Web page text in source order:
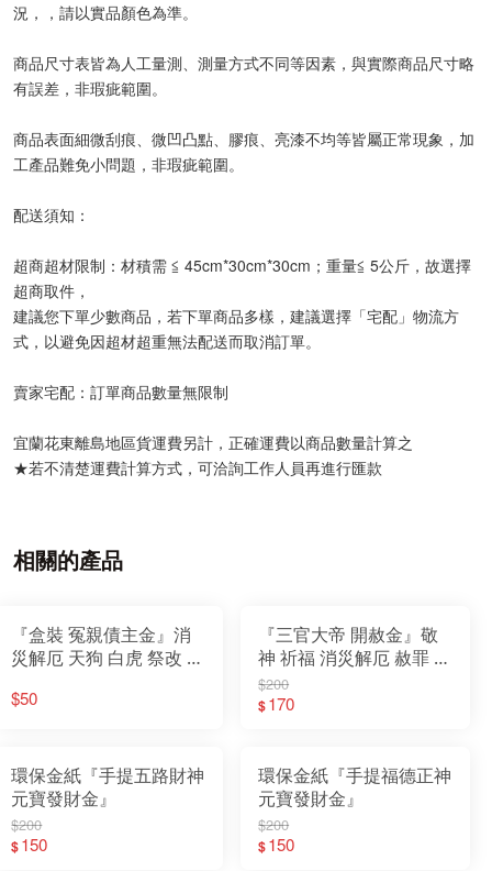
況，，請以實品顏色為準。
商品尺寸表皆為人工量測、測量方式不同等因素，與實際商品尺寸略
有誤差，非瑕疵範圍。
商品表面細微刮痕、微凹凸點、膠痕、亮漆不均等皆屬正常現象，加
工產品難免小問題，非瑕疵範圍。
配送須知：
超商超材限制：材積需 ≦ 45cm*30cm*30cm；重量≦ 5公斤，故選擇
超商取件，
建議您下單少數商品，若下單商品多樣，建議選擇「宅配」物流方
式，以避免因超材超重無法配送而取消訂單。
賣家宅配：訂單商品數量無限制
宜蘭花東離島地區貨運費另計，正確運費以商品數量計算之
★若不清楚運費計算方式，可洽詢工作人員再進行匯款
相關的產品
『盒裝 冤親債主金』消
災解厄 天狗 白虎 祭改 神
$50
『三官大帝 開赦金』敬
神 祈福 消災解厄 赦罪 補
運 迴向 普渡 拜門口 玉帝
天公 財庫存摺 純黃金箔
$200
$170
環保金紙『手提五路財神
元寶發財金』
$200
$150
環保金紙『手提福德正神
元寶發財金』
$200
$150